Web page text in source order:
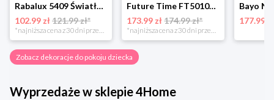
Rabalux 5409 Światło dekoracyjne Misiu Baloo
102.99 zł121.99 zł*
*najniższa cena z 30 dni przed obniżką
Future Time FT5010RD Rainbow red Zegar ścienny dla dzieci, śr. 30 cm
173.99 zł 174.99 zł*
*najniższa cena z 30 dni przed obniżką
177.99 zł
Zobacz dekoracje do pokoju dziecka
Wyprzedaże w sklepie 4Home